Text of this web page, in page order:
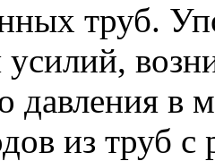
труб.
усилий,
давления в
из труб